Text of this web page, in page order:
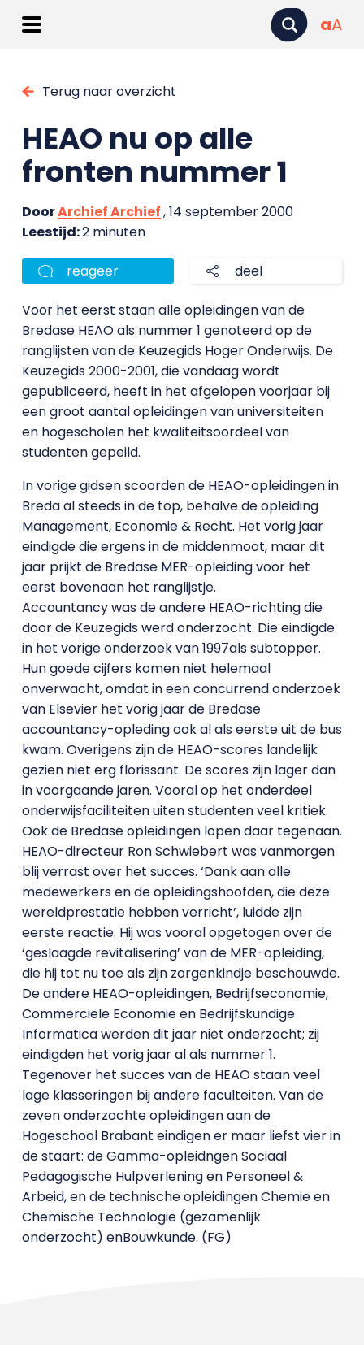
aA
Terug naar overzicht
HEAO nu op alle
fronten nummer 1
DoorArchief Archief, 14 september 2000
Leestijd:2 minuten
reageer deel
Voor het eerst staan alle opleidingen van de
Bredase HEAO als nummer 1 genoteerd op de
ranglijsten van de Keuzegids Hoger Onderwijs. De
Keuzegids 2000-2001, die vandaag wordt
gepubliceerd, heeft in het afgelopen voorjaar bij
een groot aantal opleidingen van universiteiten
en hogescholen het kwaliteitsoordeel van
studenten gepeild.
In vorige gidsen scoorden de HEAO-opleidingen in
Breda al steeds in de top, behalve de opleiding
Management, Economie & Recht. Het vorig jaar
eindigde die ergens in de middenmoot, maar dit
jaar prijkt de Bredase MER-opleiding voor het
eerst bovenaan het ranglijstje.
Accountancy was de andere HEAO-richting die
door de Keuzegids werd onderzocht. Die eindigde
in het vorige onderzoek van 1997als subtopper.
Hun goede cijfers komen niet helemaal
onverwacht, omdat in een concurrend onderzoek
van Elsevier het vorig jaar de Bredase
accountancy-opleding ook al als eerste uit de bus
kwam. Overigens zijn de HEAO-scores landelijk
gezien niet erg florissant. De scores zijn lager dan
in voorgaande jaren. Vooral op het onderdeel
onderwijsfaciliteiten uiten studenten veel kritiek.
Ook de Bredase opleidingen lopen daar tegenaan.
HEAO-directeur Ron Schwiebert was vanmorgen
blij verrast over het succes. ‘Dank aan alle
medewerkers en de opleidingshoofden, die deze
wereldprestatie hebben verricht’, luidde zijn
eerste reactie. Hij was vooral opgetogen over de
‘geslaagde revitalisering’ van de MER-opleiding,
die hij tot nu toe als zijn zorgenkindje beschouwde.
De andere HEAO-opleidingen, Bedrijfseconomie,
Commerciële Economie en Bedrijfskundige
Informatica werden dit jaar niet onderzocht; zij
eindigden het vorig jaar al als nummer 1.
Tegenover het succes van de HEAO staan veel
lage klasseringen bij andere faculteiten. Van de
zeven onderzochte opleidingen aan de
Hogeschool Brabant eindigen er maar liefst vier in
de staart: de Gamma-opleidngen Sociaal
Pedagogische Hulpverlening en Personeel &
Arbeid, en de technische opleidingen Chemie en
Chemische Technologie (gezamenlijk
onderzocht) enBouwkunde. (FG)